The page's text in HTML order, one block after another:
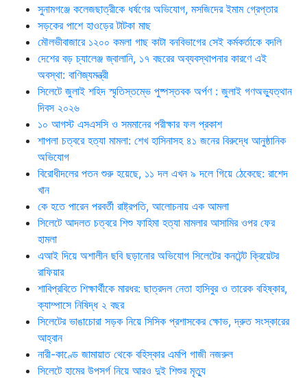
সুনামগঞ্জে কলেজছাত্রীকে ধর্ষণের অভিযোগ, মসজিদের ইমাম গ্রেপ্তার
সড়কের পাশে হাওড়ের টাটকা মাছ
মৌলভীবাজারে ১২০০ কমলা গাছ কাটা বনবিভাগের সেই কর্মকর্তাকে বদলি
দেশের বড় চ্যালেঞ্জ জ্বালানি, ১৭ বছরের অব্যবস্থাপনার কারণে এই
অবস্থা: বাণিজ্যমন্ত্রী
সিলেটে জুলাই শহিদ স্মৃতিস্তম্ভে পুষ্পস্তবক অর্পণ : জুলাই গণঅভ্যুত্থান
দিবস ২০২৬
১০ আগস্ট এসএসসি ও সমমানের পরীক্ষার ফল প্রকাশ
শাপলা চত্বরে হত্যা মামলা: শেখ হাসিনাসহ ৪১ জনের বিরুদ্ধে আনুষ্ঠানিক
অভিযোগ
বিরোধীদলের পতন শুরু হয়েছে, ১১ দল এখন ৯ দলে গিয়ে ঠেকেছে: রাশেদ
খান
কে হতে পারেন পরবর্তী রাষ্ট্রপতি, আলোচনায় এক আমলা
সিলেটে আদলত চত্বরে শিশু ফাহিমা হত্যা মামলার আসামির ওপর ফের
হামলা
এআই দিয়ে অশালীন ছবি ছড়ানোর অভিযোগ সিলেটের কনটেন্ট ক্রিয়েটর
রাফিয়ার
শাবিপ্রবিতে শিক্ষার্থীকে মারধর: ছাত্রদল নেতা হাসিবুর ও তারেক বহিষ্কার,
ক্যাম্পাসে নিষিদ্ধ ২ বছর
সিলেটের ভাঙাচোরা সড়ক নিয়ে সিসিক প্রশাসকের ক্ষোভ, দ্রুত সংস্কারের
আহ্বান
নারী-কাণ্ডে জামায়াত থেকে বহিস্কার এমপি গাজী নজরুল
সিলেটে হামের উপসর্গ নিয়ে আরও দুই শিশুর মৃত্যু